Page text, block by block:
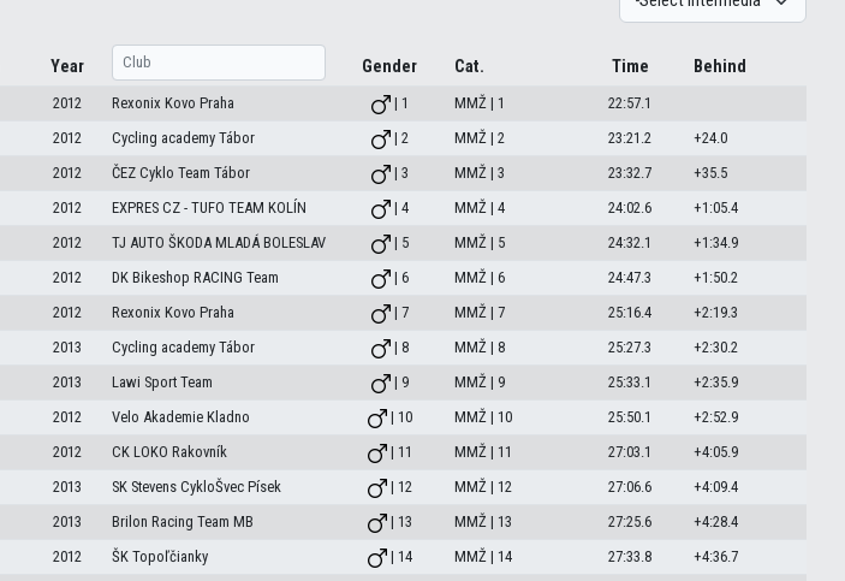
Year Gender Cat. Time Behind
2012 Rexonix Kovo Praha | 1 MMŽ | 1
22:57.1
2012 Cycling academy Tábor | 2 MMŽ | 2 23:21.2
+24.0
2012 ČEZ Cyklo Team Tábor | 3 MMŽ | 3 23:32.7
+35.5
2012 EXPRES CZ - TUFO TEAM KOLÍN | 4 MMŽ | 4 24:02.6
+1:05.4
2012 TJ AUTO ŠKODA MLADÁ BOLESLAV | 5 MMŽ | 5 24:32.1
+1:34.9
2012 DK Bikeshop RACING Team | 6 MMŽ | 6 24:47.3
+1:50.2
2012 Rexonix Kovo Praha | 7 MMŽ | 7 25:16.4
+2:19.3
2013 Cycling academy Tábor | 8 MMŽ | 8 25:27.3
+2:30.2
2013 Lawi Sport Team | 9 MMŽ | 9 25:33.1
+2:35.9
2012 Velo Akademie Kladno | 10 MMŽ | 10 25:50.1
+2:52.9
2012 CK LOKO Rakovník | 11 MMŽ | 11 27:03.1
+4:05.9
2013 SK Stevens CykloŠvec Písek | 12 MMŽ | 12 27:06.6
+4:09.4
2013 Brilon Racing Team MB | 13 MMŽ | 13 27:25.6
+4:28.4
2012 ŠK Topoľčianky | 14 MMŽ | 14 27:33.8
+4:36.7